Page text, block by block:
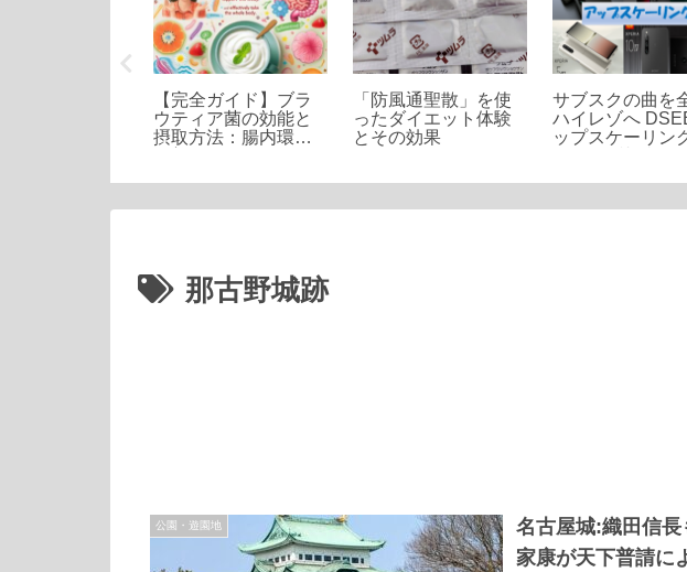
【完全ガイド】ブラ
ウティア菌の効能と
摂取方法：腸内環境
「防風通聖散」を使
ったダイエット体験
とその効果
サブスクの曲を
ハイレゾへ
ップスケーリン
那古野城跡
公園・遊園地
名古屋城:織田信長
家康が天下普請に